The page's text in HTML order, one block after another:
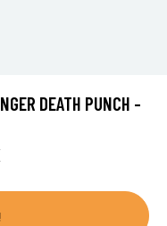
DEATH PUNCH -